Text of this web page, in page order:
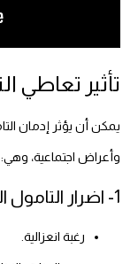
تأثير تعاطي
يمكن أن يؤثر إدمان
وأعراض اجتماعية، وهي:
1- اضرار التامول النفسية
رغبة انعزالية.